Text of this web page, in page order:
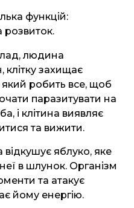
функцій:
розвиток.
людина
клітку захищає
робить все, щоб
паразитувати на
і клітина виявляє
та вижити.
яблуко, яке
в шлунок. Організм
та атакує
йому енергію.